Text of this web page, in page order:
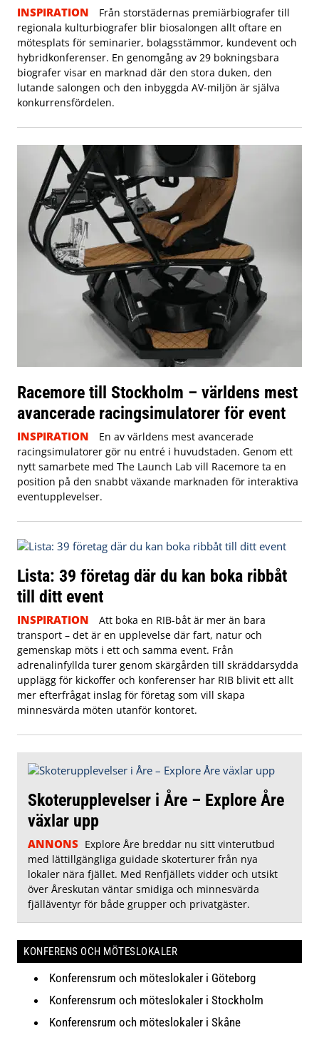
INSPIRATION
Från storstädernas premiärbiografer till
regionala kulturbiografer blir biosalongen allt oftare en
mötesplats för seminarier, bolagsstämmor, kundevent och
hybridkonferenser. En genomgång av 29 bokningsbara
biografer visar en marknad där den stora duken, den
lutande salongen och den inbyggda AV-miljön är själva
konkurrensfördelen.
Racemore till Stockholm – världens mest
avancerade racingsimulatorer för event
INSPIRATION
En av världens mest avancerade
racingsimulatorer gör nu entré i huvudstaden. Genom ett
nytt samarbete med The Launch Lab vill Racemore ta en
position på den snabbt växande marknaden för interaktiva
eventupplevelser.
Lista: 39 företag där du kan boka ribbåt
till ditt event
INSPIRATION
Att boka en RIB-båt är mer än bara
transport – det är en upplevelse där fart, natur och
gemenskap möts i ett och samma event. Från
adrenalinfyllda turer genom skärgården till skräddarsydda
upplägg för kickoffer och konferenser har RIB blivit ett allt
mer efterfrågat inslag för företag som vill skapa
minnesvärda möten utanför kontoret.
Skoterupplevelser i Åre – Explore Åre
växlar upp
ANNONS Explore Åre breddar nu sitt vinterutbud
med lättillgängliga guidade skoterturer från nya
lokaler nära fjället. Med Renfjällets vidder och utsikt
över Åreskutan väntar smidiga och minnesvärda
fjälläventyr för både grupper och privatgäster.
KONFERENS OCH MÖTESLOKALER
Konferensrum och möteslokaler i Göteborg
Konferensrum och möteslokaler i Stockholm
Konferensrum och möteslokaler i Skåne